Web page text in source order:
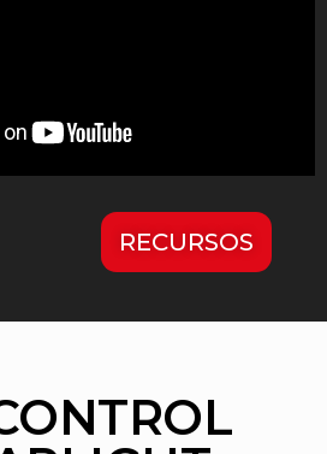
RECURSOS